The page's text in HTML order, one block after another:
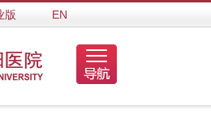
版 EN